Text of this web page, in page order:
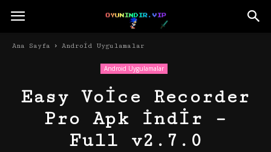
Ana Sayfa Android Uygulamalar
Android Uygulamalar
Easy Voice Recorder
Pro Apk İndir –
Full v2.7.0